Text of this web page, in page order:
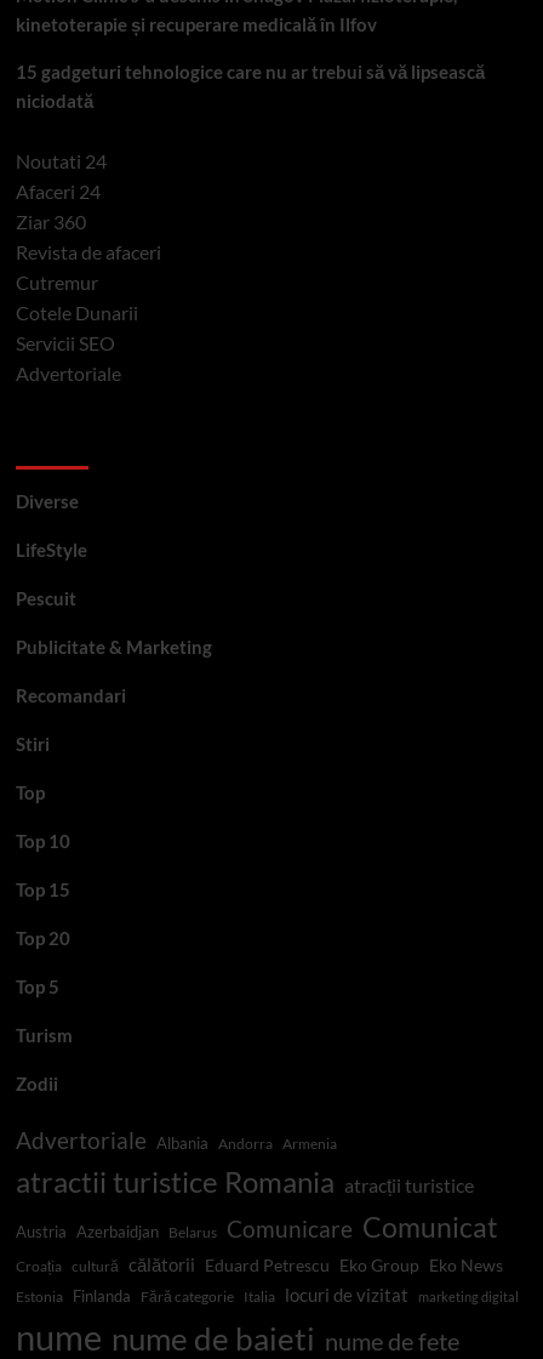
kinetoterapie și recuperare medicală în Ilfov
15 gadgeturi tehnologice care nu ar trebui să vă lipsească
niciodată
Noutati 24
Afaceri 24
Ziar 360
Revista de afaceri
Cutremur
Cotele Dunarii
Servicii SEO
Advertoriale
Diverse
LifeStyle
Pescuit
Publicitate & Marketing
Recomandari
Stiri
Top
Top 10
Top 15
Top 20
Top 5
Turism
Zodii
Advertoriale Albania Andorra Armenia
atractii turistice Romania atracții turistice
Austria Azerbaidjan Belarus Comunicare Comunicat
Croația cultură călătorii Eduard Petrescu Eko Group Eko News
Estonia Finlanda Fără categorie Italia locuri de vizitat marketing digital
nume nume de baieti nume de fete